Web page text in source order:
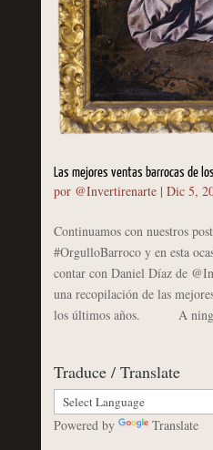
Las mejores ventas barrocas de
por @Invertirenarte| Dic 5,
Continuamos con nuestros
#OrgulloBarroco y en esta
contar con Daniel Díaz de
una recopilación de las
los últimos años. A
Traduce / Translate
Powered by Translate